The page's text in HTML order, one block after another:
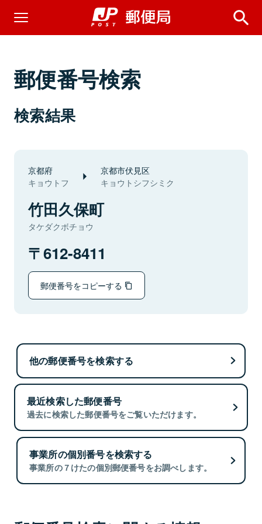
郵便番号検索
検索結果
京都府
キョウトフ
京都市伏見区
キョウトシフシミク
竹田久保町
タケダクボチョウ
612-8411
郵便番号をコピーする
他の郵便番号を検索する
最近検索した郵便番号
過去に検索した郵便番号をご覧いただけます。
事業所の個別番号を検索する
事業所の７けたの個別郵便番号をお調べします。